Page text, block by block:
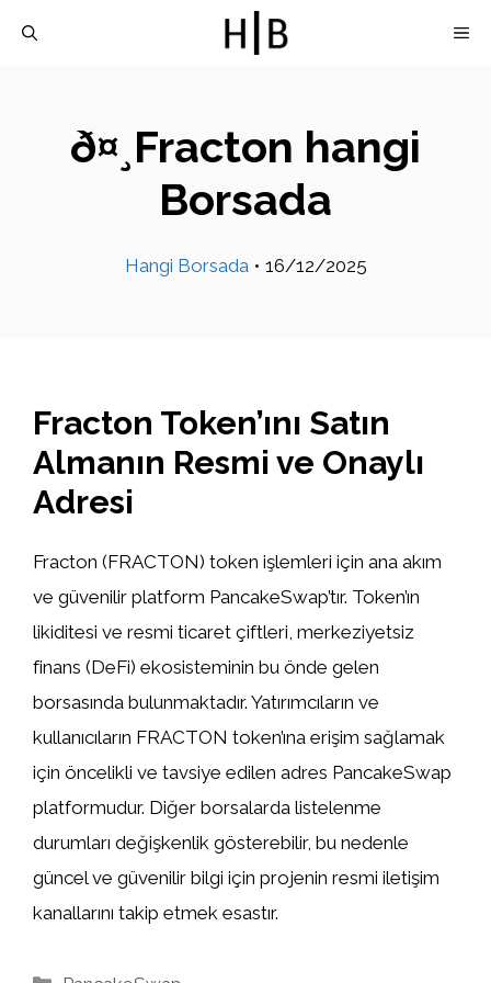
ð¤¸Fracton hangi
Borsada
Hangi Borsada • 16/12/2025
Fracton Token’ını Satın
Almanın Resmi ve Onaylı
Adresi
Fracton (FRACTON) token işlemleri için ana akım
ve güvenilir platform PancakeSwap’tır. Token’ın
likiditesi ve resmi ticaret çiftleri, merkeziyetsiz
finans (DeFi) ekosisteminin bu önde gelen
borsasında bulunmaktadır. Yatırımcıların ve
kullanıcıların FRACTON token’ına erişim sağlamak
için öncelikli ve tavsiye edilen adres PancakeSwap
platformudur. Diğer borsalarda listelenme
durumları değişkenlik gösterebilir, bu nedenle
güncel ve güvenilir bilgi için projenin resmi iletişim
kanallarını takip etmek esastır.